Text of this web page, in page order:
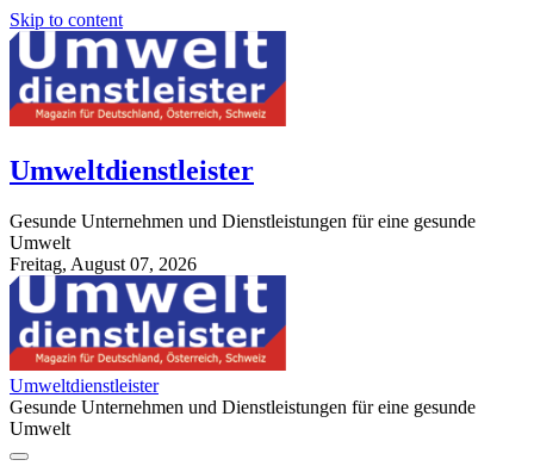
Skip to content
Umweltdienstleister
Gesunde Unternehmen und Dienstleistungen für eine gesunde
Umwelt
Freitag, August 07, 2026
StuttgartApotheke.com
Umweltdienstleister
Gesunde Unternehmen und Dienstleistungen für eine gesunde
Umwelt